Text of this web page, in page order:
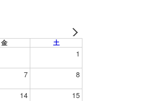
金 土
1
7 8
14 15